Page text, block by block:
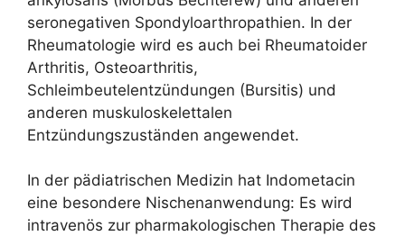
seronegativen Spondyloarthropathien. In der
Rheumatologie wird es auch bei Rheumatoider
Arthritis, Osteoarthritis,
Schleimbeutelentzündungen (Bursitis) und
anderen muskuloskelettalen
Entzündungszuständen angewendet.
In der pädiatrischen Medizin hat Indometacin
eine besondere Nischenanwendung: Es wird
intravenös zur pharmakologischen Therapie des